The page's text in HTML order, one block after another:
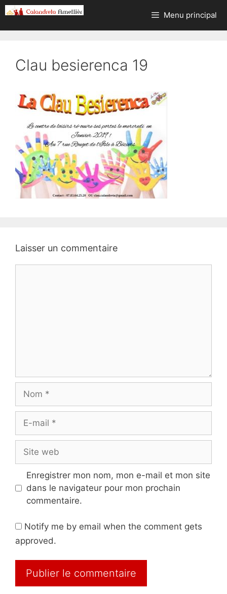
Aller
au
contenu
Menu principal
Clau besierenca 19
Laisser un commentaire
Nom
Site
web
Enregistrer mon nom, mon e-mail et mon site
dans le navigateur pour mon prochain
commentaire.
Notify me by email when the comment gets
approved.